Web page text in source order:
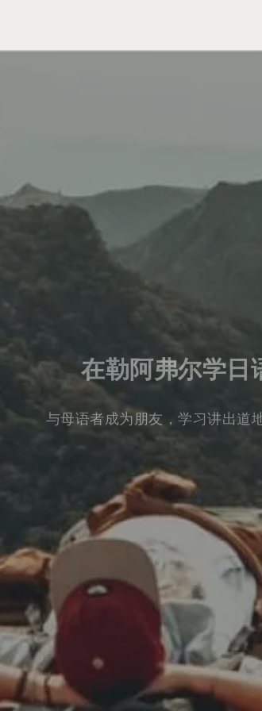
在勒阿弗尔学日
与母语者成为朋友，学习讲出道